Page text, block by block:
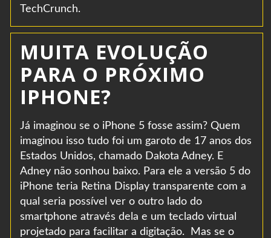
TechCrunch.
MUITA EVOLUÇÃO
PARA O PRÓXIMO
IPHONE?
Já imaginou se o iPhone 5 fosse assim? Quem
imaginou isso tudo foi um garoto de 17 anos dos
Estados Unidos, chamado Dakota Adney. E
Adney não sonhou baixo. Para ele a versão 5 do
iPhone teria Retina Display transparente com a
qual seria possível ver o outro lado do
smartphone através dela e um teclado virtual
projetado para facilitar a digitação. Mas se o